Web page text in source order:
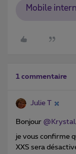
Mobile
1 commentaire
Julie T
Bonjour @Krystal
je vous confirme
XXS sera